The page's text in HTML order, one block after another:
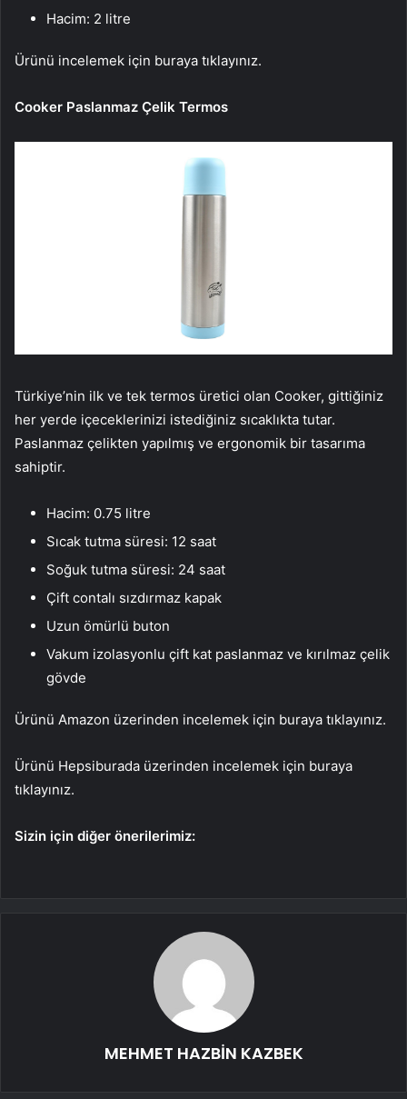
Hacim: 2 litre
Ürünü incelemek için buraya tıklayınız.
Cooker Paslanmaz Çelik Termos
Türkiye’nin ilk ve tek termos üretici olan Cooker, gittiğiniz
her yerde içeceklerinizi istediğiniz sıcaklıkta tutar.
Paslanmaz çelikten yapılmış ve ergonomik bir tasarıma
sahiptir.
Hacim: 0.75 litre
Sıcak tutma süresi: 12 saat
Soğuk tutma süresi: 24 saat
Çift contalı sızdırmaz kapak
Uzun ömürlü buton
Vakum izolasyonlu çift kat paslanmaz ve kırılmaz çelik
gövde
Ürünü Amazon üzerinden incelemek için buraya tıklayınız.
Ürünü Hepsiburada üzerinden incelemek için buraya
tıklayınız.
Sizin için diğer önerilerimiz:
MEHMET HAZBİN KAZBEK